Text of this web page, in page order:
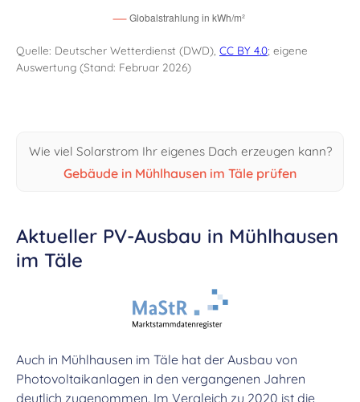
Quelle: Deutscher Wetterdienst (DWD), CC BY 4.0; eigene
Auswertung (Stand: Februar 2026)
Wie viel Solarstrom Ihr eigenes Dach erzeugen kann?
Gebäude in Mühlhausen im Täle prüfen
Aktueller PV-Ausbau in Mühlhausen
im Täle
Auch in Mühlhausen im Täle hat der Ausbau von
Photovoltaikanlagen in den vergangenen Jahren
deutlich zugenommen. Im Vergleich zu 2020 ist die